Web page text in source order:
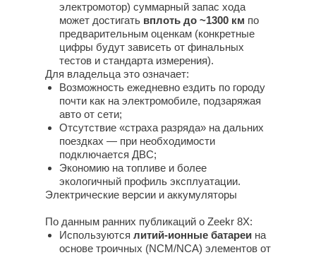
электромотор) суммарный запас хода
может достигать вплоть до ~1300 км по
предварительным оценкам (конкретные
цифры будут зависеть от финальных
тестов и стандарта измерения).
Для владельца это означает:
Возможность ежедневно ездить по городу
почти как на электромобиле, подзаряжая
авто от сети;
Отсутствие «страха разряда» на дальних
поездках — при необходимости
подключается ДВС;
Экономию на топливе и более
экологичный профиль эксплуатации.
Электрические версии и аккумуляторы
По данным ранних публикаций о Zeekr 8X:
Используются литий‑ионные батареи на
основе троичных (NCM/NCA) элементов от